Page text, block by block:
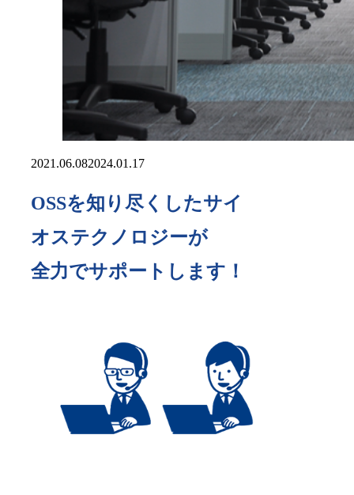
2021.06.082024.01.17
OSSを知り尽くしたサイ
オステクノロジーが
全力でサポートします！